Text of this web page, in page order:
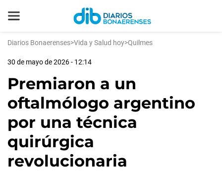
Diarios Bonaerenses>Vida y Salud hoy>Quilmes
30 de mayo de 2026 - 12:14
Premiaron a un
oftalmólogo argentino
por una técnica
quirúrgica
revolucionaria